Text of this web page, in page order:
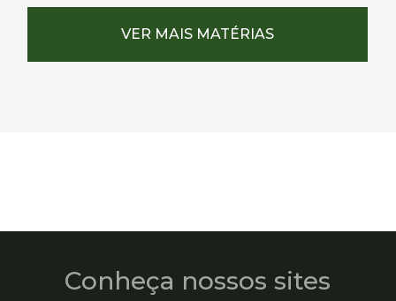
VER MAIS MATÉRIAS
Conheça nossos sites